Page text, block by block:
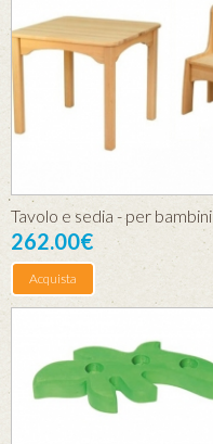
Tavolo e sedia - per bambini
262.00€
Acquista